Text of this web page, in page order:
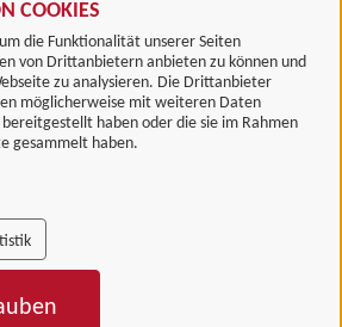
COOKIES
die Funktionalität unserer Seiten
von Drittanbietern anbieten zu können und
zu analysieren. Die Drittanbieter
möglicherweise mit weiteren Daten
haben oder die sie im Rahmen
gesammelt haben.